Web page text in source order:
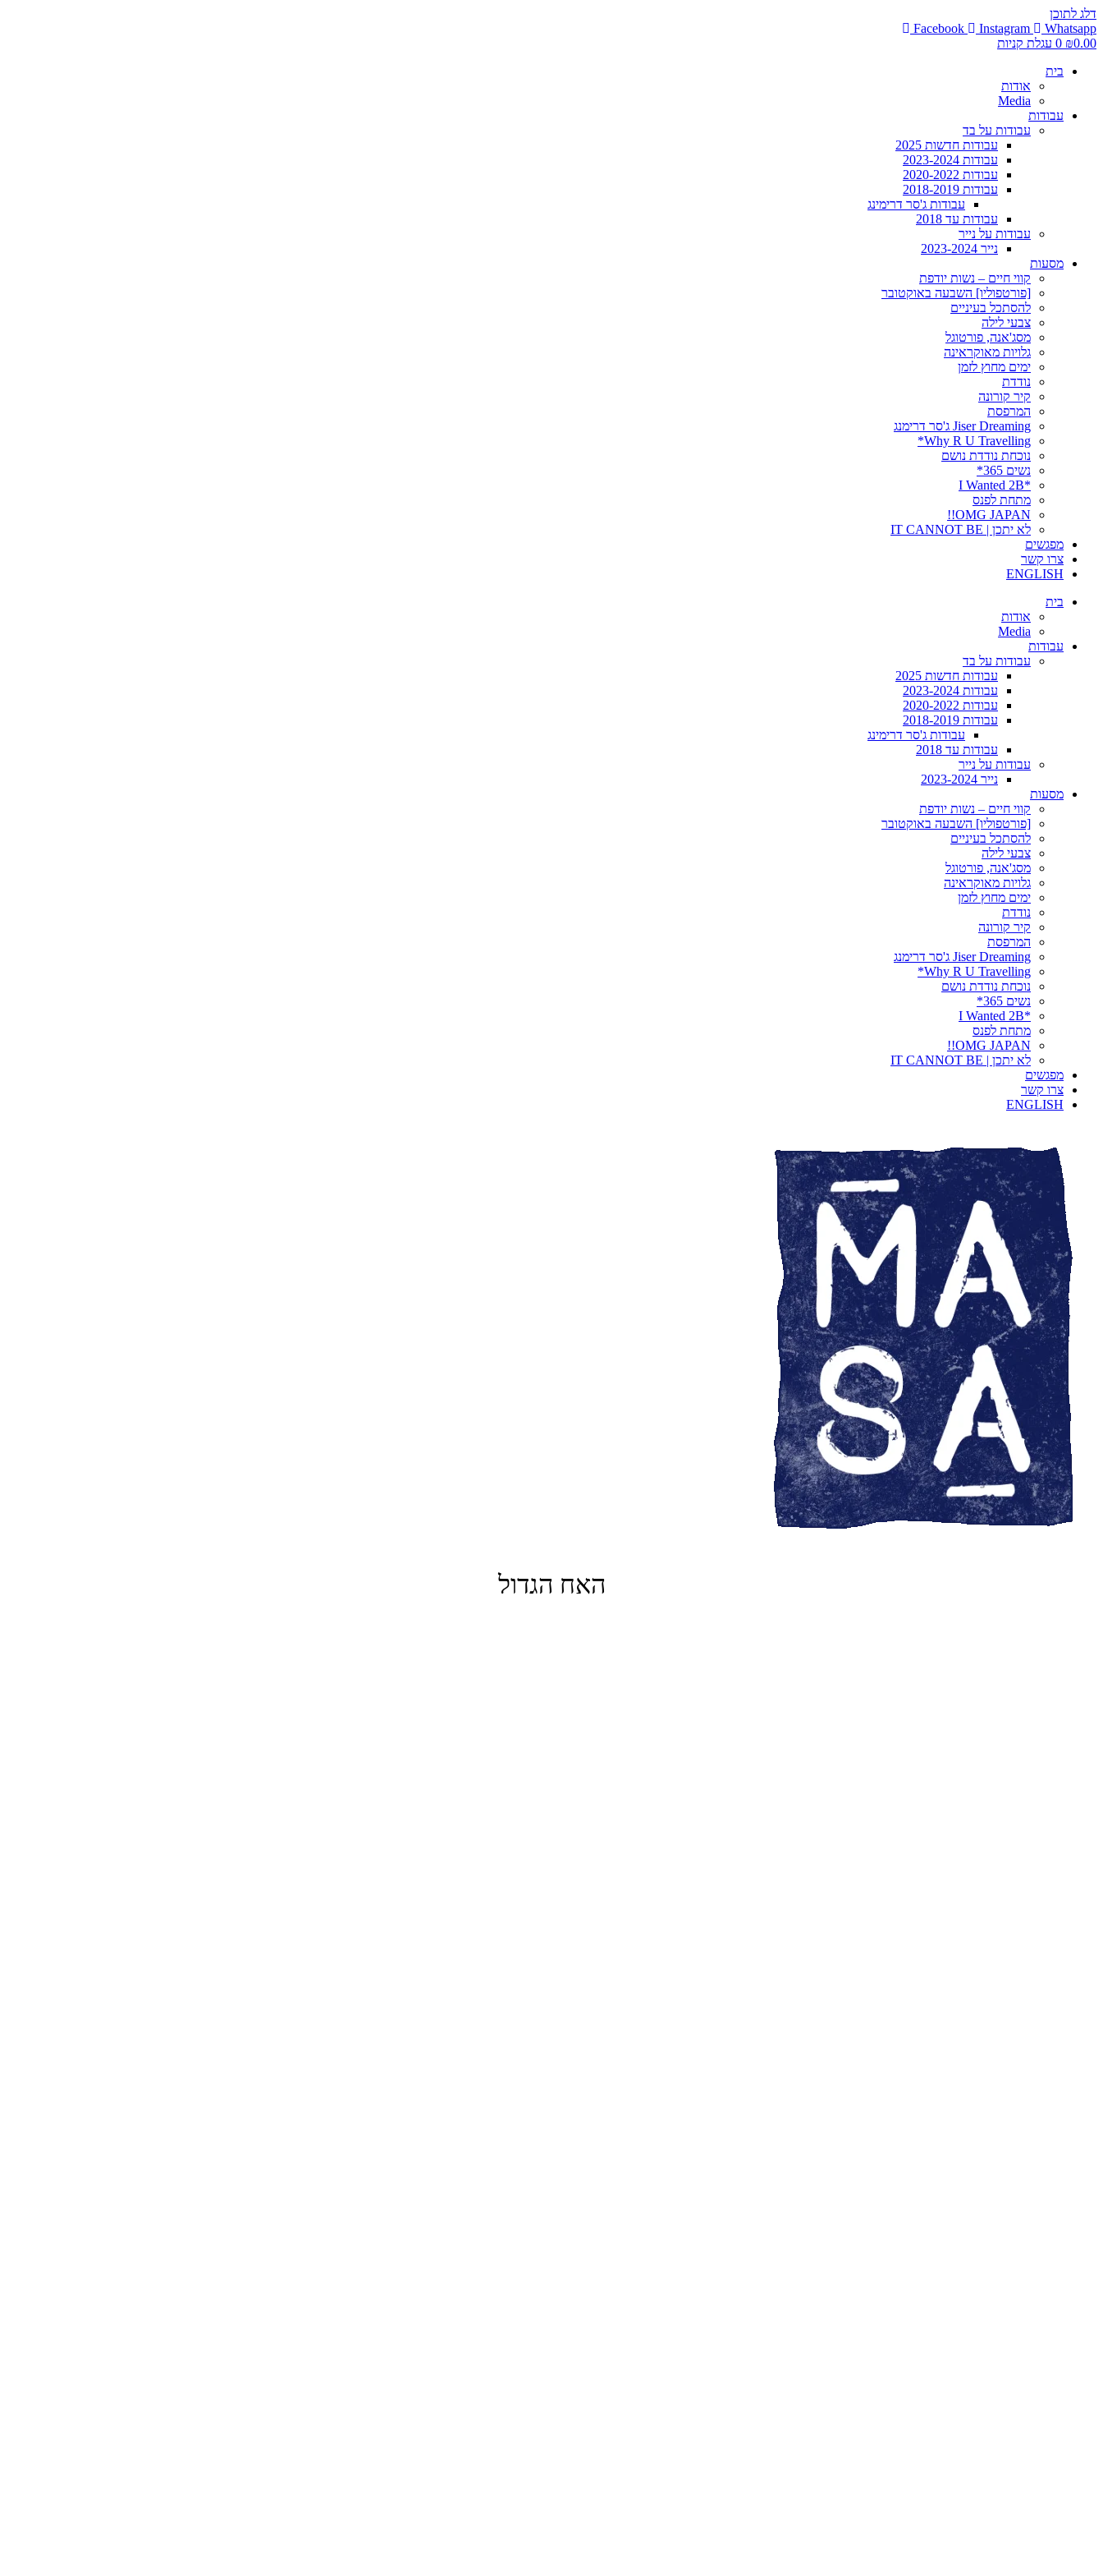
דלג לתוכן
Facebook
Instagram
Whatsapp
₪0.00
0 עגלת קניות
בית
אודות
Media
עבודות
עבודות על בד
עבודות חדשות 2025
עבודות 2023-2024
עבודות 2020-2022
עבודות 2018-2019
עבודות ג'סר דרימינג
עבודות עד 2018
עבודות על נייר
נייר 2023-2024
מסעות
קווי חיים – נשות יודפת
[פורטפוליו] השבעה באוקטובר
להסתכל בעיניים
צבעי לילה
מסג'אנה, פורטוגל
גלויות מאוקראינה
ימים מחוץ לזמן
נודדת
קיר קורונה
המרפסת
Jiser Dreaming ג'סר דרימנג
Why R U Travelling*
נוכחת נודדת נושם
נשים 365*
*I Wanted 2B
מתחת לפנס
OMG JAPAN!!
לא יתכן | IT CANNOT BE
מפגשים
צרו קשר
ENGLISH
בית
אודות
Media
עבודות
עבודות על בד
עבודות חדשות 2025
עבודות 2023-2024
עבודות 2020-2022
עבודות 2018-2019
עבודות ג'סר דרימינג
עבודות עד 2018
עבודות על נייר
נייר 2023-2024
מסעות
קווי חיים – נשות יודפת
[פורטפוליו] השבעה באוקטובר
להסתכל בעיניים
צבעי לילה
מסג'אנה, פורטוגל
גלויות מאוקראינה
ימים מחוץ לזמן
נודדת
קיר קורונה
המרפסת
Jiser Dreaming ג'סר דרימנג
Why R U Travelling*
נוכחת נודדת נושם
נשים 365*
*I Wanted 2B
מתחת לפנס
OMG JAPAN!!
לא יתכן | IT CANNOT BE
מפגשים
צרו קשר
ENGLISH
האח הגדול